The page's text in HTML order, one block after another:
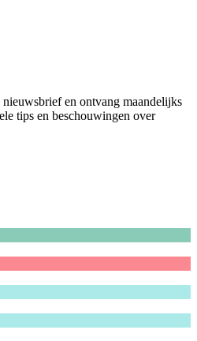
en ontvang maandelijks
tips en beschouwingen over